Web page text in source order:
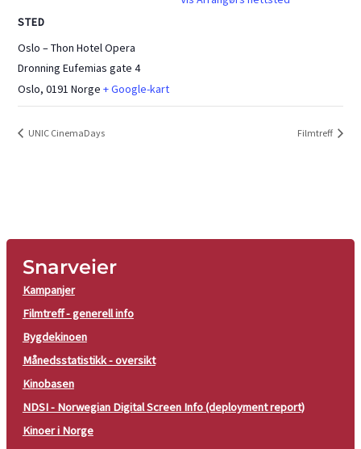
STED
Oslo – Thon Hotel Opera
Dronning Eufemias gate 4
Oslo, 0191 Norge + Google-kart
UNIC CinemaDays Filmtreff
Snarveier
Kampanjer
Filmtreff - generell info
Bygdekinoen
Månedsstatistikk - oversikt
Kinobasen
NDSI - Norwegian Digital Screen Info (deployment report)
Kinoer i Norge